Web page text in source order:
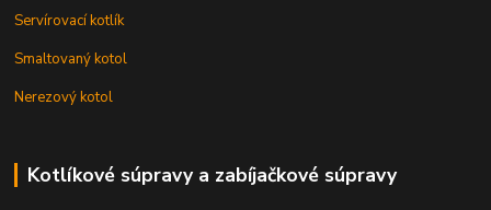
Servírovací kotlík
Smaltovaný kotol
Nerezový kotol
Kotlíkové súpravy a zabíjačkové súpravy